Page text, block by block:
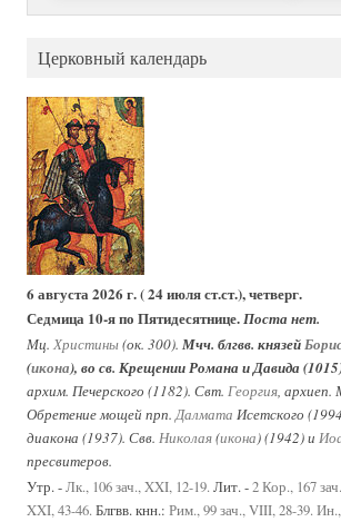
Церковный календарь
6 августа 2026 г. ( 24 июля ст.ст.), четверг.
Седмица 10-я по Пятидесятнице.Поста нет.
Мц. Христины(ок. 300). Мчч. блгвв. князей
(икона), во св. Крещении Романа и Давида
архим. Печерского (1182). Свт. Георгия, архиеп.
Обретение мощей прп.Далмата Исетского
диакона (1937). Свв. Николая(икона) (1942) и
пресвитеров.
Утр. -Лк., 106 зач., XXI, 12-19. Лит. -2 Кор., 167
XXI, 43-46. Блгвв. кнн.: Рим., 99 зач., VIII, 28-39.